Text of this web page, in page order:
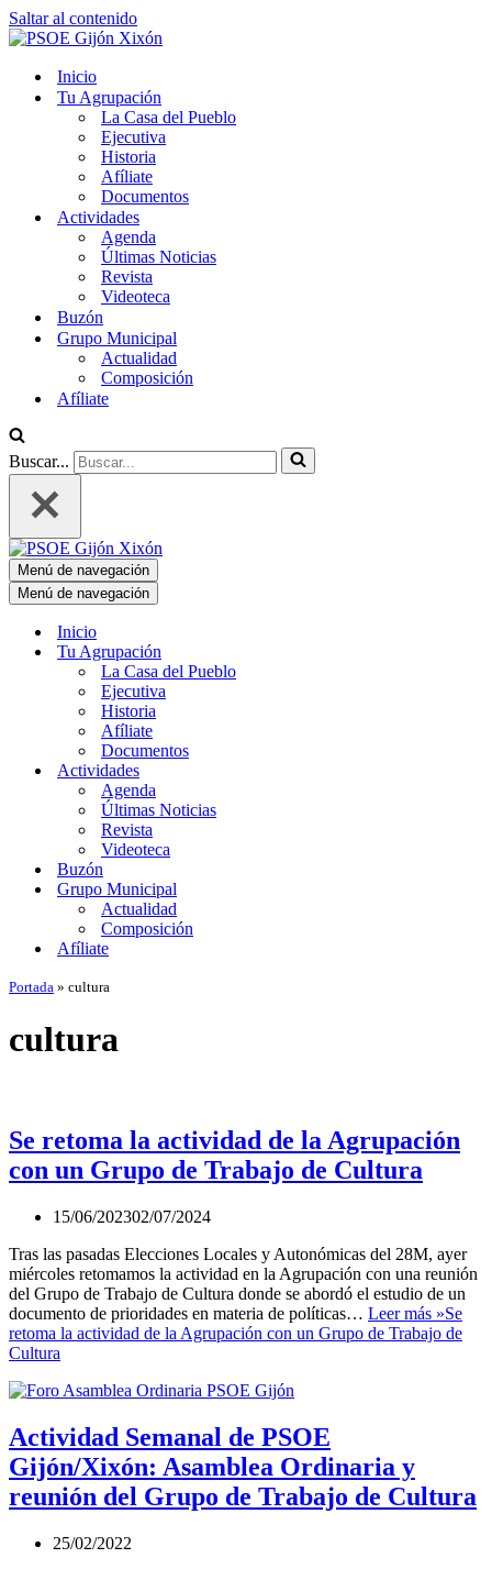
Saltar al contenido
Inicio
Tu Agrupación
La Casa del Pueblo
Ejecutiva
Historia
Afíliate
Documentos
Actividades
Agenda
Últimas Noticias
Revista
Videoteca
Buzón
Grupo Municipal
Actualidad
Composición
Afíliate
Buscar...
Menú de navegación
Menú de navegación
Inicio
Tu Agrupación
La Casa del Pueblo
Ejecutiva
Historia
Afíliate
Documentos
Actividades
Agenda
Últimas Noticias
Revista
Videoteca
Buzón
Grupo Municipal
Actualidad
Composición
Afíliate
Portada » cultura
cultura
Se retoma la actividad de la Agrupación
con un Grupo de Trabajo de Cultura
15/06/202302/07/2024
Tras las pasadas Elecciones Locales y Autonómicas del 28M, ayer
miércoles retomamos la actividad en la Agrupación con una reunión
del Grupo de Trabajo de Cultura donde se abordó el estudio de un
documento de prioridades en materia de políticas… Leer más »Se
retoma la actividad de la Agrupación con un Grupo de Trabajo de
Cultura
Actividad Semanal de PSOE
Gijón/Xixón: Asamblea Ordinaria y
reunión del Grupo de Trabajo de Cultura
25/02/2022